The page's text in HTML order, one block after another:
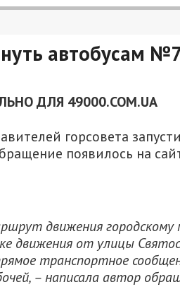
автобусам
ДЛЯ 49000.COM.UA
горсовета
появилось на
движения
движения от улицы
транспортное
– написала автор